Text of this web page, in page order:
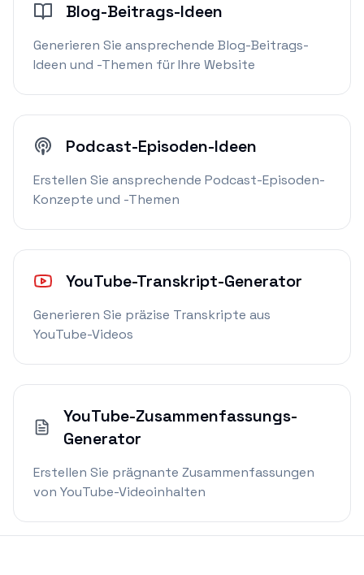
Blog-Beitrags-Ideen
Generieren Sie ansprechende Blog-Beitrags-
Ideen und -Themen für Ihre Website
Podcast-Episoden-Ideen
Erstellen Sie ansprechende Podcast-Episoden-
Konzepte und -Themen
YouTube-Transkript-Generator
Generieren Sie präzise Transkripte aus
YouTube-Videos
YouTube-Zusammenfassungs-
Generator
Erstellen Sie prägnante Zusammenfassungen
von YouTube-Videoinhalten